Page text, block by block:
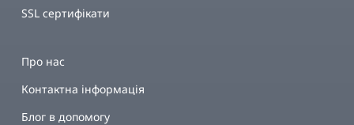
SSL сертифікати
Про нас
Контактна інформація
Блог в допомогу